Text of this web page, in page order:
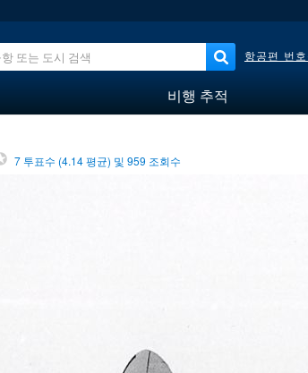
항공편 번
비행 추적
7 투표수 (4.14평균) 및959 조회수